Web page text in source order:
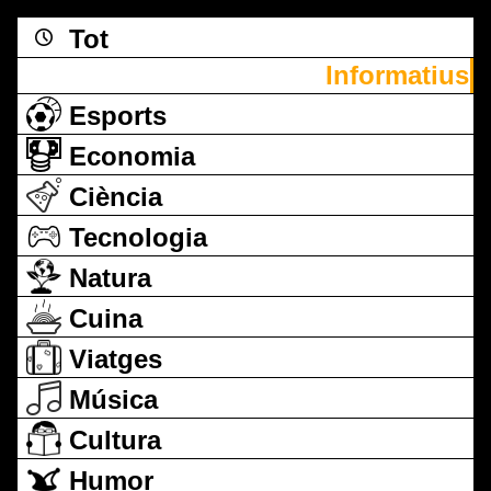
Tot
Informatius
Esports
Economia
Ciència
Tecnologia
Natura
Cuina
Viatges
Música
Cultura
Humor